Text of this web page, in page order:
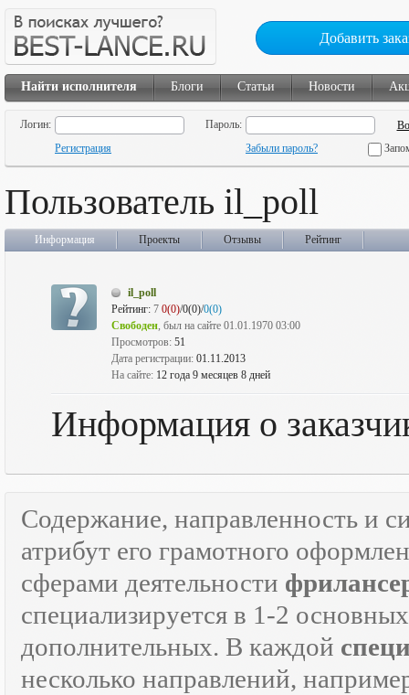
Добавить
Найти исполнителя Блоги Статьи Новости
Логин:
Пароль:
Регистрация
Забыли пароль?
Пользователь il_poll
Информация Проекты Отзывы Рейтинг
il_poll
Рейтинг: 7 0(0)/0(0)/0(0)
Свободен, был на сайте 01.01.1970 03:00
Просмотров: 51
Дата регистрации: 01.11.2013
На сайте: 12 года 9 месяцев 8 дней
Информация о
Содержание, направленность и
атрибут его грамотного
сферами деятельности
специализируется в 1-2
дополнительных. В каждой
несколько направлений,